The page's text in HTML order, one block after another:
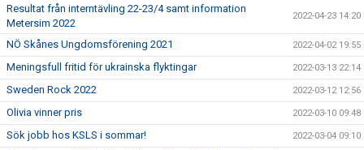
Resultat från interntävling 22-23/4 samt information
Metersim 2022
2022-04-23 14:20
NÖ Skånes Ungdomsförening 2021 2022-04-02 19:55
Meningsfull fritid för ukrainska flyktingar 2022-03-13 22:14
Sweden Rock 2022 2022-03-12 12:56
Olivia vinner pris 2022-03-10 09:48
Sök jobb hos KSLS i sommar! 2022-03-04 09:10